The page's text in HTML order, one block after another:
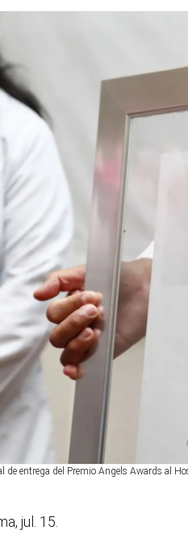
de entrega del Premio Angels Awards al
jul. 15.